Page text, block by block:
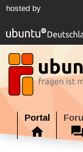
hosted by
Portal